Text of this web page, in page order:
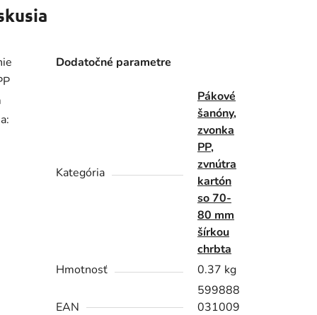
Dodatočné parametre
Kategória
Pákové
šanóny,
zvonka
PP,
zvnútra
kartón
so 70-
80 mm
šírkou
chrbta
Hmotnosť
0.37 kg
EAN
599888
031009